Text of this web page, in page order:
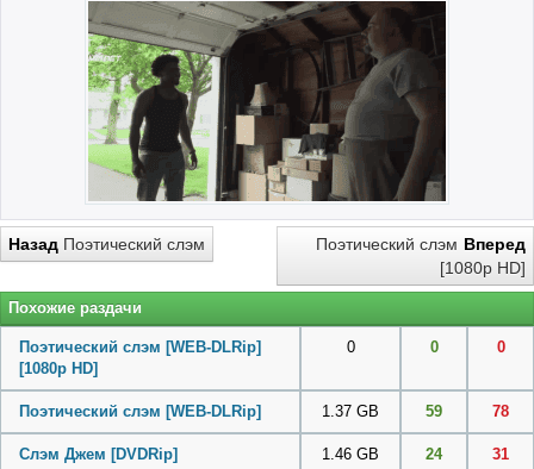
Назад Поэтический слэм Вперед
Поэтический слэм
[1080p HD]
Похожие раздачи
Поэтический слэм [WEB-DLRip]
[1080p HD]
0 0 0
Поэтический слэм [WEB-DLRip] 1.37 GB 59 78
Слэм Джем [DVDRip] 1.46 GB 24 31